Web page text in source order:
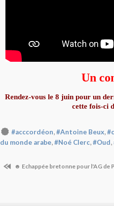
Un
Rendez-vous le 8 juin pour un
cette fois-ci
#acccordéon,#Antoine Beux,
du monde arabe,#Noé Clerc,#Oud,
☻ Echappée bretonne pour l'AG de